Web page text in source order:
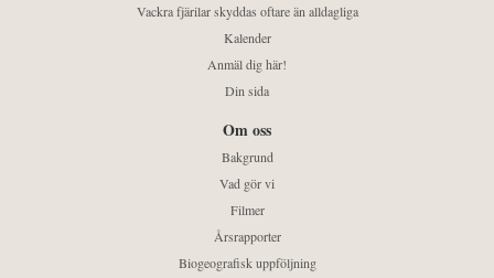
Vackra fjärilar skyddas oftare än alldagliga
Kalender
Anmäl dig här!
Din sida
Om oss
Bakgrund
Vad gör vi
Filmer
Årsrapporter
Biogeografisk uppföljning